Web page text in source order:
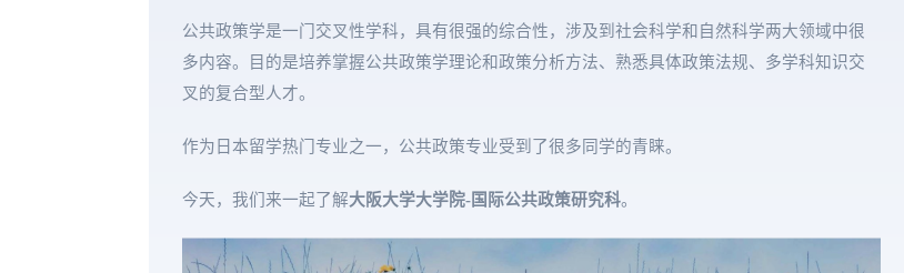
公共政策学是一门交叉性学科，具有很强的综合性，涉及到社会科学和自然科学两大领域中很
多内容。目的是培养掌握公共政策学理论和政策分析方法、熟悉具体政策法规、多学科知识交
叉的复合型人才。
作为日本留学热门专业之一，公共政策专业受到了很多同学的青睐。
今天，我们来一起了解大阪大学大学院-国际公共政策研究科。